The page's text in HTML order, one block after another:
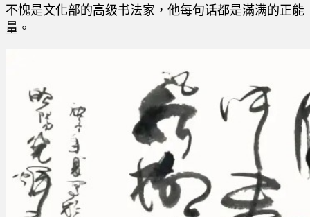
不愧是文化部的高级书法家，他每句话都是滿满的正能
量。